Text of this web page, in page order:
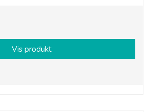
Vis produkt